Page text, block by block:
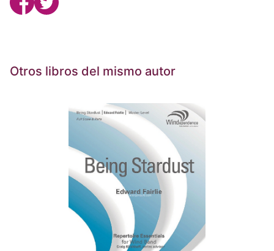
Otros libros del mismo autor